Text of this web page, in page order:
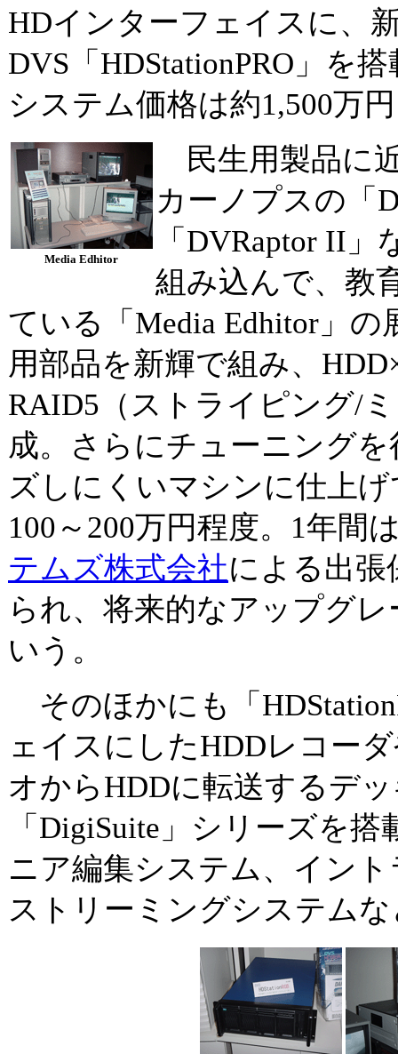
HDインターフェイスに、
DVS「HDStationPRO」を
システム価格は約1,500万
Media Edhitor
民生用製品に
カーノプスの「
「DVRaptor II
組み込んで、教
ている「Media Edhitor」
用部品を新輝で組み、
RAID5（ストライピング/
成。さらにチューニング
ズしにくいマシンに仕上
100～200万円程度。1年間
テムズ株式会社による出張
られ、将来的なアップグ
いう。
そのほかにも「
ェイスにしたHDDレコー
オからHDDに転送するデ
「DigiSuite」シリーズを
ニア編集システム、イン
ストリーミングシステム